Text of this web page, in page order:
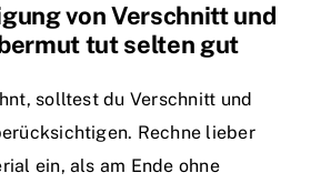
von Verschnitt und
tut selten gut
solltest du Verschnitt und
Rechne lieber
ein, als am Ende ohne